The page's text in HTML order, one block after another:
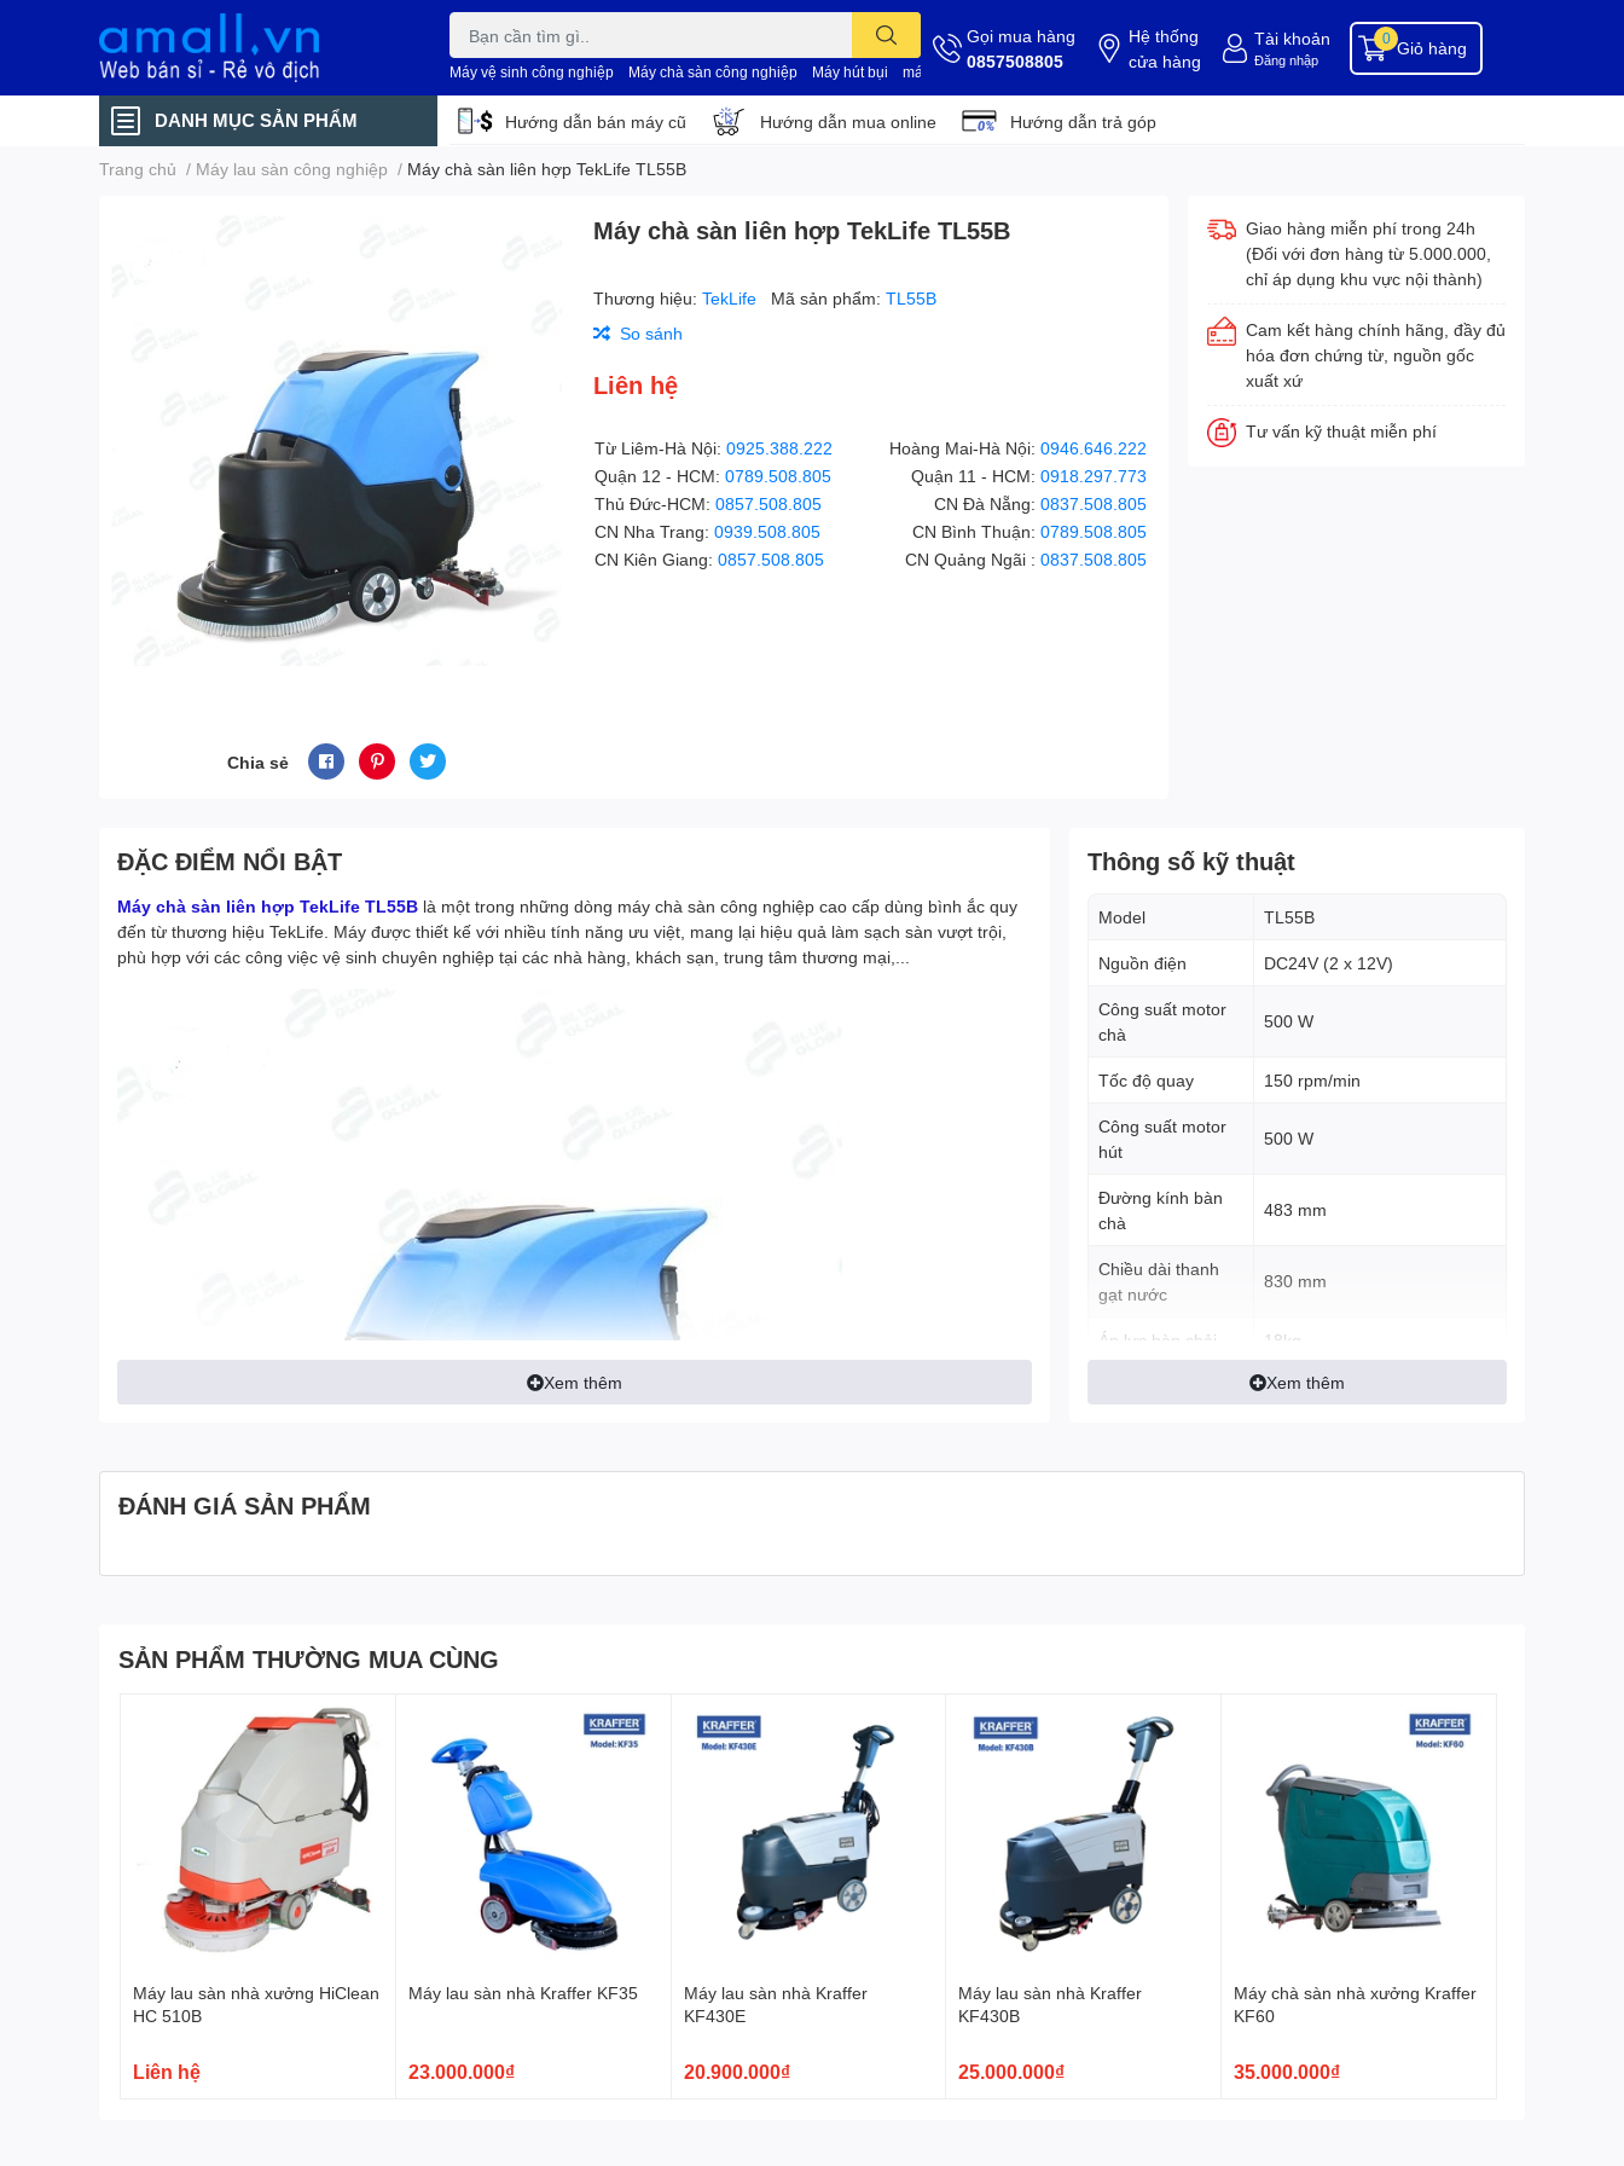
Máy vệ sinh công nghiệp Máy chà sàn công nghiệp Máy hút bụi máy vệ sinh nhà xưởng dụng cụ buồng phòng dụng cụ vệ sinh hóa chất tẩy rửa hóa chất vệ sinh
Gọi mua hàng
0857508805
Hệ thống
cửa hàng
Tài khoản
Đăng nhập
Giỏ hàng
0
DANH MỤC SẢN PHẨM Hướng dẫn bán máy cũ Hướng dẫn mua online Hướng dẫn trả góp
Trang chủ / Máy lau sàn công nghiệp / Máy chà sàn liên hợp TekLife TL55B
Chia sẻ
Máy chà sàn liên hợp TekLife TL55B
Thương hiệu:TekLife Mã sản phẩm:TL55B
So sánh
Liên hệ
Từ Liêm-Hà Nội:0925.388.222 Hoàng Mai-Hà Nội:0946.646.222
Quận 12 - HCM:0789.508.805 Quận 11 - HCM:0918.297.773
Thủ Đức-HCM:0857.508.805 CN Đà Nẵng:0837.508.805
CN Nha Trang:0939.508.805 CN Bình Thuận:0789.508.805
CN Kiên Giang:0857.508.805 CN Quảng Ngãi :0837.508.805
Giao hàng miễn phí trong 24h
(Đối với đơn hàng từ 5.000.000,
chỉ áp dụng khu vực nội thành)
Cam kết hàng chính hãng, đầy đủ
hóa đơn chứng từ, nguồn gốc
xuất xứ
Tư vấn kỹ thuật miễn phí
ĐẶC ĐIỂM NỔI BẬT
Máy chà sàn liên hợp TekLife TL55B là một trong những dòng máy chà sàn công nghiệp cao cấp dùng bình ắc quy
đến từ thương hiệu TekLife. Máy được thiết kế với nhiều tính năng ưu việt, mang lại hiệu quả làm sạch sàn vượt trội,
phù hợp với các công việc vệ sinh chuyên nghiệp tại các nhà hàng, khách sạn, trung tâm thương mại,...
Cấu tạo máy chà sàn liên hợp TekLife TL55B
Tay cầm và hệ thống điều khiển
: Tay cầm được thiết chắc chắn và bảng điều khiển được thiết kế trực quan
với các chức năng như khởi đông/tắt máy ,điều chỉnh hệ thống phun nước , hút nước hay điều chỉnh tốc độ bàn
chải giúp người dùng dễ dàng điều khiển máy một cách hiệu quả, an toàn trong suốt quá trình vận hành .
Động cơ:
Động cơ của máy hoạt động với công suất lên tới 500W với tốc độ quay 150 vòng/phút và công suất
hút nước 500 W cho hiệu quả làm sạch cực cao .
Bình chứa nước sạch:
Bình chứa nước sạch có dung tích 44 lít, giúp cung cấp đủ nước cho máy hoạt động mà
không cần tiếp nước nhiều .
sạch.Máy có chỉ số mực nước đã được cài đặt sẵn. Khi nước thải đầy, hệ thống cảm ứng sẽ thông báo cho
người dùng đổ nước bẩn đi.
trên bề mặt sàn.
Xem thêm
Thông số kỹ thuật
Model TL55B
Nguồn điện DC24V (2 x 12V)
Công suất motor
chà
500 W
Tốc độ quay 150 rpm/min
Công suất motor
hút
500 W
Đường kính bàn
chà
483 mm
Chiều dài thanh
gạt nước
830 mm
Áp lực bàn chải 18kg
sạch
50/60 L
Độ ồn < 70db
Phụ kiện
02 Bàn chải, 01 thanh gạt
nước, 01 sạc và 02 ắc quy
Bảo hành 12 Tháng
Xuất xứ Trung Quốc
Xem thêm
ĐÁNH GIÁ SẢN PHẨM
SẢN PHẨM THƯỜNG MUA CÙNG
Máy lau sàn nhà xưởng HiClean
HC 510B
Liên hệ
Máy lau sàn nhà Kraffer KF35
23.000.000₫
Máy lau sàn nhà Kraffer
KF430E
20.900.000₫
Máy lau sàn nhà Kraffer
KF430B
25.000.000₫
Máy chà sàn nhà xưởng Kraffer
KF60
35.000.000₫